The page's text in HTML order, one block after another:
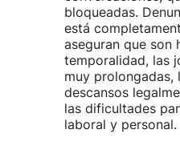
bloqueadas.
está
aseguran que son
temporalidad, las
muy prolongadas,
descansos
las dificultades
laboral y personal.